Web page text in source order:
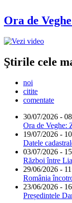
Ora de
Ştirile cele
noi
citite
comentate
30/07/2026 -
Ora de Veghe:
19/07/2026 -
Datele
03/07/2026 -
Război între
29/06/2026 -
România
23/06/2026 -
Președintele